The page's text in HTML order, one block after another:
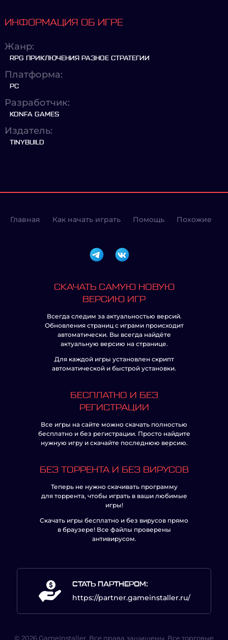
ИНФОРМАЦИЯ ОБ ИГРЕ
Жанр:
RPG ПРИКЛЮЧЕНИЯ РАЗНОЕ СТРАТЕГИИ
Платформа:
PC
Разработчик:
KONFA GAMES
Издатель:
TINYBUILD
Главная Как начать играть Помощь Похожие
СКАЧАТЬ САМУЮ НОВУЮ
ВЕРСИЮ ИГР
Всегда следим за актуальностью версий.
Обновления страниц с играми происходит
автоматически. Вы всегда найдёте
актуальную версию на странице.
Для каждой игры установлен скрипт
автоматической и быстрой установки.
БЕСПЛАТНО И БЕЗ
РЕГИСТРАЦИИ
Все игры на сайте можно скачать полностью
бесплатно и без регистрации. Просто найдите
нужную игру и скачайте последнюю версию.
БЕЗ ТОРРЕНТА И БЕЗ ВИРУСОВ
Теперь не нужно скачивать программу
для торрента, чтобы играть в ваши любимые
игры!
Скачать игры бесплатно и без вирусов прямо
в браузере! Все файлы проверены
антивирусом.
СТАТЬ ПАРТНЕРОМ:
https://partner.gameinstaller.ru/
© 2026 GameInstaller. Все права защищены. Все торговые